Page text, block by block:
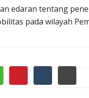
edaran tentang
pada wilayah